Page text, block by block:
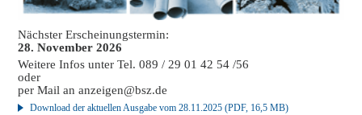
Nächster Erscheinungstermin:
28. November 2026
Weitere Infos unter Tel. 089 / 29 01 42 54 /56
oder
per Mail ananzeigen@bsz.de
Download der aktuellen Ausgabe vom 28.11.2025 (PDF, 16,5 MB)